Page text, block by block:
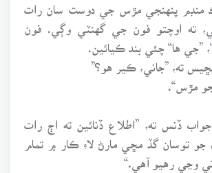
منڊم پنهنجي مڙس جي دوست سان رات
ته اوچتو فون جي گهنٽي وڳي. فون
”جي ها“ چئي بند ڪيائين.
ته، ”جاني، ڪير هو؟”
مڙس“.
ڏنس ته، ”اطلاع ڏنائين ته اڄ رات
جو توسان گڏ مڇي مارڻ لاءِ ڪار ۾ تمام
تي وڃي رهيو آهي.“